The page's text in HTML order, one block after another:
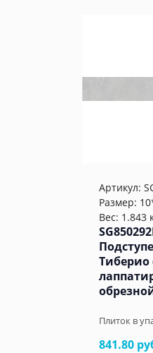
Артикул:
Размер:
Вес: 1.843
Тиберио
Плиток в
841.80